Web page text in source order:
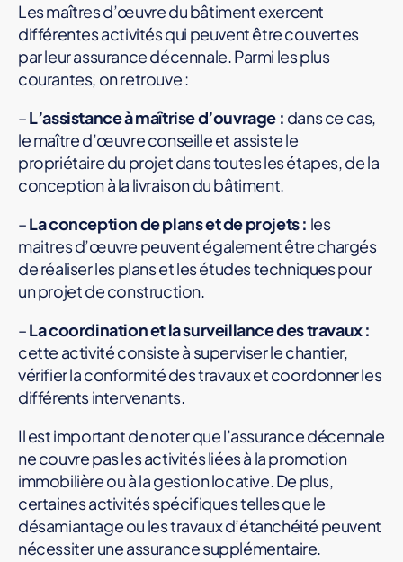
Les maîtres d’œuvre du bâtiment exercent
différentes activités qui peuvent être couvertes
par leur assurance décennale. Parmi les plus
courantes, on retrouve :
–L’assistance à maîtrise d’ouvrage : dans ce cas,
le maître d’œuvre conseille et assiste le
propriétaire du projet dans toutes les étapes, de la
conception à la livraison du bâtiment.
–La conception de plans et de projets : les
maitres d’œuvre peuvent également être chargés
de réaliser les plans et les études techniques pour
un projet de construction.
–La coordination et la surveillance des travaux :
cette activité consiste à superviser le chantier,
vérifier la conformité des travaux et coordonner les
différents intervenants.
Il est important de noter que l’assurance décennale
ne couvre pas les activités liées à la promotion
immobilière ou à la gestion locative. De plus,
certaines activités spécifiques telles que le
désamiantage ou les travaux d’étanchéité peuvent
nécessiter une assurance supplémentaire.